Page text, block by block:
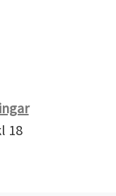
18